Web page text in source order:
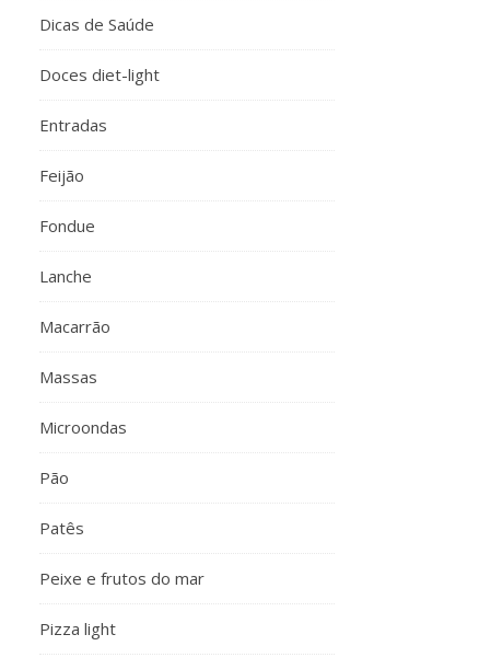
Dicas de Saúde
Doces diet-light
Entradas
Feijão
Fondue
Lanche
Macarrão
Massas
Microondas
Pão
Patês
Peixe e frutos do mar
Pizza light